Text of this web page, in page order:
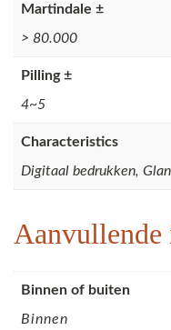
Martindale ±
> 80.000
Pilling ±
4~5
Characteristics
Digitaal bedrukken,
Binnen of buiten
Binnen